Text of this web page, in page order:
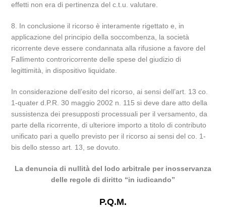
effetti non era di pertinenza del c.t.u. valutare.
8. In conclusione il ricorso è interamente rigettato e, in
applicazione del principio della soccombenza, la società
ricorrente deve essere condannata alla rifusione a favore del
Fallimento controricorrente delle spese del giudizio di
legittimità, in dispositivo liquidate.
In considerazione dell’esito del ricorso, ai sensi dell’art. 13 co.
1-quater d.P.R. 30 maggio 2002 n. 115 si deve dare atto della
sussistenza dei presupposti processuali per il versamento, da
parte della ricorrente, di ulteriore importo a titolo di contributo
unificato pari a quello previsto per il ricorso ai sensi del co. 1-
bis dello stesso art. 13, se dovuto.
La denuncia di nullità del lodo arbitrale per inosservanza
delle regole di diritto “in iudicando”
P.Q.M.